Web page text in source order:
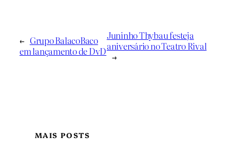
← Grupo BalacoBaco
em lançamento de DvD
Juninho Thybau festeja
aniversário no Teatro Rival
→
MAIS POSTS